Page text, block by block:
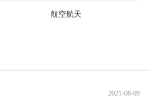
航空航天
2021-08-09